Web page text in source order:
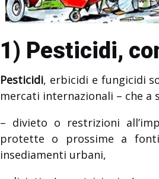
1) Pesticidi,
Pesticidi, erbicidi e fungicidi
mercati internazionali – che a
– divieto o restrizioni
protette o prossime a
insediamenti urbani,